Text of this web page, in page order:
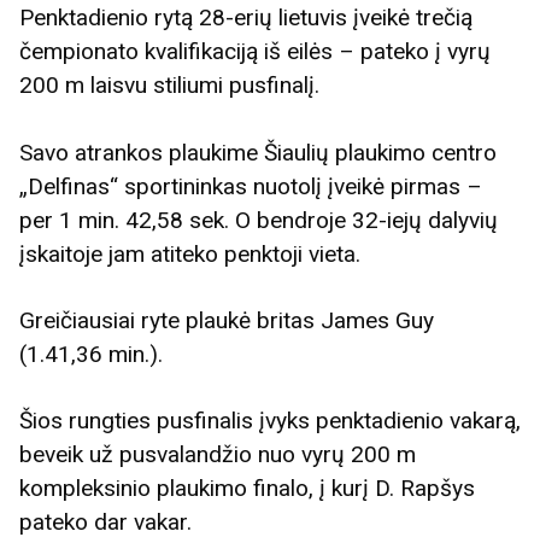
Penktadienio rytą 28-erių lietuvis įveikė trečią
čempionato kvalifikaciją iš eilės – pateko į vyrų
200 m laisvu stiliumi pusfinalį.
Savo atrankos plaukime Šiaulių plaukimo centro
„Delfinas“ sportininkas nuotolį įveikė pirmas –
per 1 min. 42,58 sek. O bendroje 32-iejų dalyvių
įskaitoje jam atiteko penktoji vieta.
Greičiausiai ryte plaukė britas James Guy
(1.41,36 min.).
Šios rungties pusfinalis įvyks penktadienio vakarą,
beveik už pusvalandžio nuo vyrų 200 m
kompleksinio plaukimo finalo, į kurį D. Rapšys
pateko dar vakar.